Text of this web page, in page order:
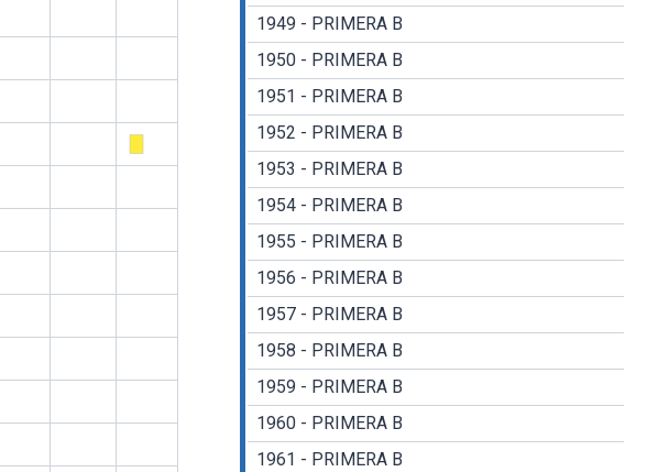
1949 - PRIMERA B
1950 - PRIMERA B
1951 - PRIMERA B
1952 - PRIMERA B
1953 - PRIMERA B
1954 - PRIMERA B
1955 - PRIMERA B
1956 - PRIMERA B
1957 - PRIMERA B
1958 - PRIMERA B
1959 - PRIMERA B
1960 - PRIMERA B
1961 - PRIMERA B